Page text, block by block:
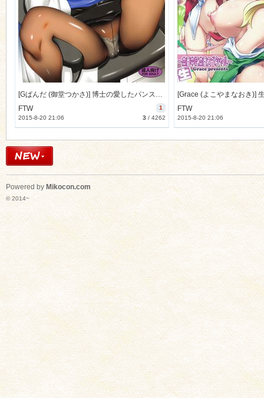
[Gぱんだ (御堂つかさ)] 博士の愛したパンスト (新世紀エヴァンゲリオン) [13M]
1
FTW
3 / 4262
2015-8-20 21:06
FTW
2015-8-20 21:06
Powered by Mikocon.com
© 2014~